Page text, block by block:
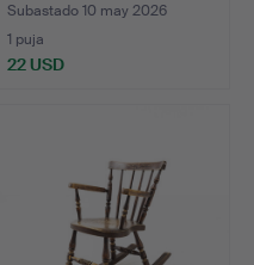
Subastado 10 may 2026
1 puja
22 USD